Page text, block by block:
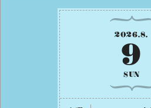
2026.8.
9
SUN